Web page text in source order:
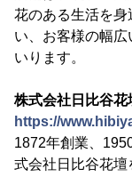
花のある生活を
い、お客様の幅
いります。
株式会社日比谷
https://
1872年創業、
式会社日比谷花